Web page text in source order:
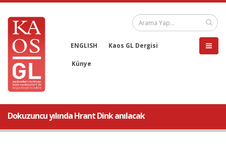
ENGLISH Kaos GL Dergisi
Künye
Dokuzuncu yılında Hrant Dink anılacak